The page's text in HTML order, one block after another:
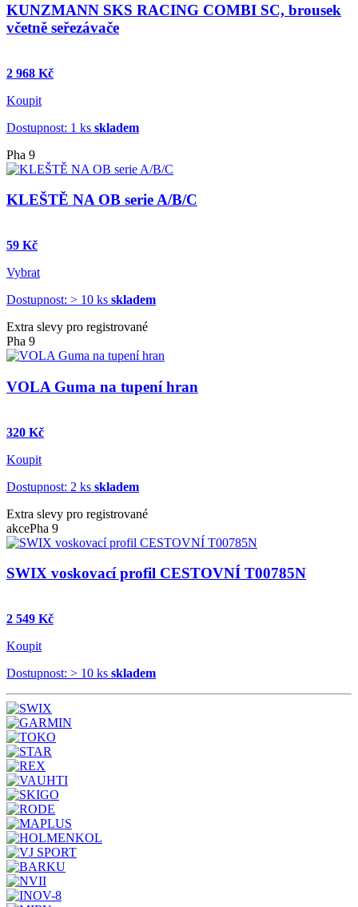
KUNZMANN SKS RACING COMBI SC, brousek
včetně seřezávače
2 968 Kč
Koupit
Dostupnost: 1 ks skladem
Pha 9
KLEŠTĚ NA OB serie A/B/C
59 Kč
Vybrat
Dostupnost: > 10 ks skladem
Extra slevy pro registrované
Pha 9
VOLA Guma na tupení hran
320 Kč
Koupit
Dostupnost: 2 ks skladem
Extra slevy pro registrované
akcePha 9
SWIX voskovací profil CESTOVNÍ T00785N
2 549 Kč
Koupit
Dostupnost: > 10 ks skladem